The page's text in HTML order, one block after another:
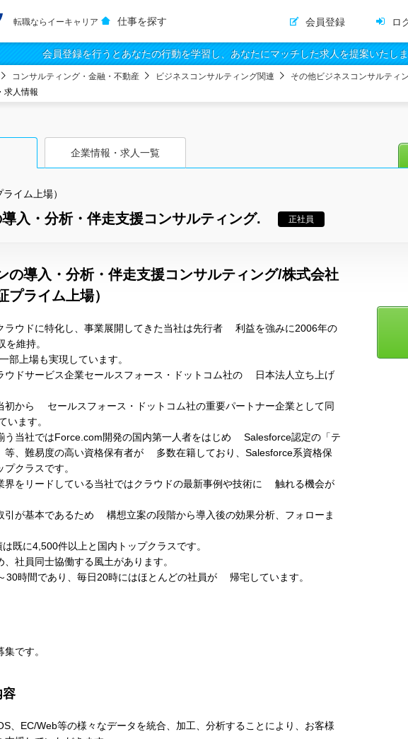
転職ならイーキャリア 仕事を探す 会員登録 ロ
会員登録を行うとあなたの行動を学習し、あなたにマッチした求人を提案いたしま
コンサルティング・金融・不動産 ビジネスコンサルティング関連 その他ビジネスコンサルティ
求人情報
企業情報・求人一覧
イム上場）
入・分析・伴走支援コンサルティング. 正社員
の導入・分析・伴走支援コンサルティング/株式会社
プライム上場）
ウドに特化し、事業展開してきた当社は先行者 利益を強みに2006年の
維持。
上場も実現しています。
ドサービス企業セールスフォース・ドットコム社の 日本法人立ち上げ
初から セールスフォース・ドットコム社の重要パートナー企業として同
ます。
う当社ではForce.com開発の国内第一人者をはじめ Salesforce認定の「テ
等、難易度の高い資格保有者が 多数在籍しており、Salesforce系資格保
クラスです。
をリードしている当社ではクラウドの最新事例や技術に 触れる機会が
引が基本であるため 構想立案の段階から導入後の効果分析、フォローま
既に4,500件以上と国内トップクラスです。
社員同士協働する風土があります。
30時間であり、毎日20時にはほとんどの社員が 帰宅しています。
です。
容
、EC/Web等の様々なデータを統合、加工、分析することにより、お客様